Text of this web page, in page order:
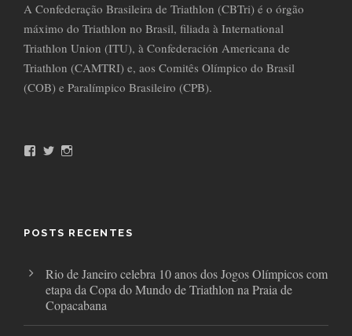
A Confederação Brasileira de Triathlon (CBTri) é o órgão
máximo do Triathlon no Brasil, filiada à International
Triathlon Union (ITU), à Confederación Americana de
Triathlon (CAMTRI) e, aos Comitês Olímpico do Brasil
(COB) e Paralímpico Brasileiro (CPB).
k
T
a
POSTS RECENTES
Rio de Janeiro celebra 10 anos dos Jogos Olímpicos com
etapa da Copa do Mundo de Triathlon na Praia de
Copacabana